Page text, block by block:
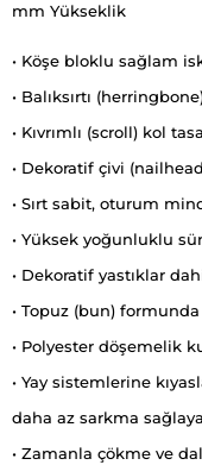
mm Yükseklik
• Köşe bloklu sağlam
• Balıksırtı
• Kıvrımlı (scroll) kol
• Dekoratif çivi
• Sırt sabit, oturum
• Yüksek yoğunluklu
• Dekoratif yastıklar
• Topuz (bun)
• Polyester döşemelik
• Yay sistemlerine
daha az sarkma
• Zamanla çökme ve